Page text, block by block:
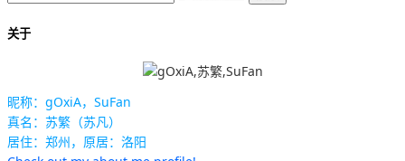
关于
昵称：gOxiA，SuFan
真名：苏繁（苏凡）
居住：郑州，原居：洛阳